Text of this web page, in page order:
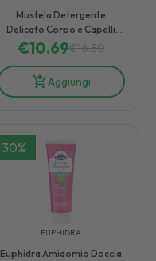
Mustela Detergente
Delicato Corpo e Capelli
500 ml
€10.69€16.30
Aggiungi
30%
EUPHIDRA
Euphidra Amidomio Doccia